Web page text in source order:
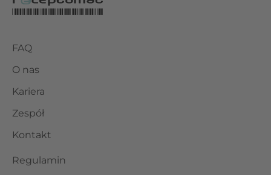
FAQ
O nas
Kariera
Zespół
Kontakt
Regulamin